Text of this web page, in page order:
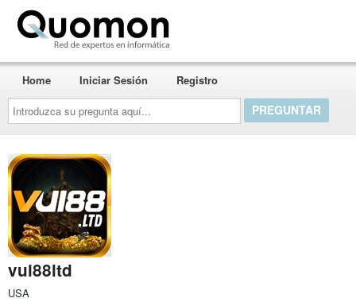
Introduzca
su
pregunta
aquí...
Home Iniciar Sesión Registro
vui88ltd
USA